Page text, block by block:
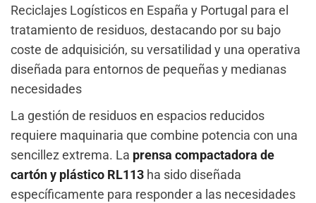
Reciclajes Logísticos en España y Portugal para el
tratamiento de residuos, destacando por su bajo
coste de adquisición, su versatilidad y una operativa
diseñada para entornos de pequeñas y medianas
necesidades
La gestión de residuos en espacios reducidos
requiere maquinaria que combine potencia con una
sencillez extrema. La prensa compactadora de
cartón y plástico RL113 ha sido diseñada
específicamente para responder a las necesidades